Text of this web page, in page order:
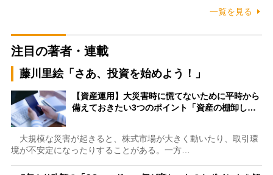
一覧を見る
注目の著者・連載
藤川里絵「さあ、投資を始めよう！」
【資産運用】大災害時に慌てないために平時から
備えておきたい3つのポイント「資産の棚卸し…
大規模な災害が起きると、株式市場が大きく動いたり、取引環
境が不安定になったりすることがある。一方…